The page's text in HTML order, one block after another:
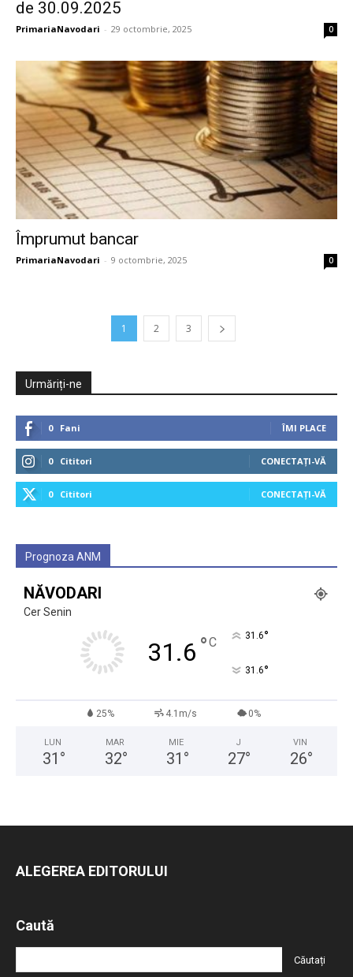
de 30.09.2025
PrimariaNavodari - 29 octombrie, 2025 0
Împrumut bancar
PrimariaNavodari - 9 octombrie, 2025 0
1 2 3
Urmăriți-ne
0 Fani ÎMI PLACE
0 Cititori CONECTAȚI-VĂ
0 Cititori CONECTAȚI-VĂ
Prognoza ANM
NĂVODARI
Cer Senin
31.6 °C 31.6°
31.6°
25% 4.1m/s 0%
LUN
31 °
MAR
32°
MIE
31 °
J
27°
VIN
26°
ALEGEREA EDITORULUI
Caută